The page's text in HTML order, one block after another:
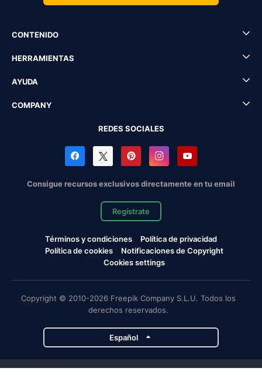
CONTENIDO
HERRAMIENTAS
AYUDA
COMPANY
REDES SOCIALES
Consigue recursos exclusivos directamente en tu email
Regístrate
Términos y condiciones
Política de privacidad
Política de cookies
Notificaciones de Copyright
Cookies settings
Copyright © 2010-2026 Freepik Company S.L.U. Todos los
derechos reservados.
Español